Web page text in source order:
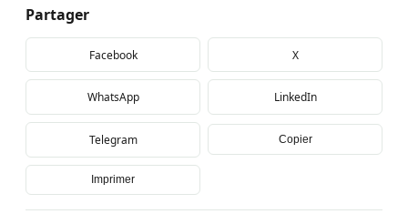
Partager
Facebook X
WhatsApp LinkedIn
Telegram Copier
Imprimer